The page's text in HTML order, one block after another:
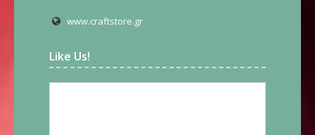
www.craftstore.gr
Like Us!